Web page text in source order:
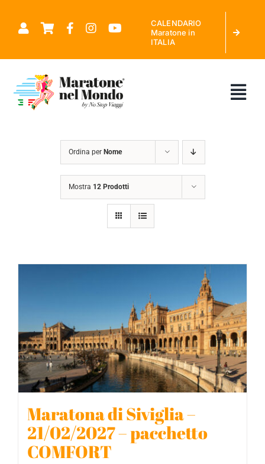
CALENDARIO
Maratone in
ITALIA
CHI SIAMO
MARATONE NEL MONDO
CALENDARIO MARATONE IN ITALIA
CONTATTACI
Ordina per Nome
Mostra 12 Prodotti
Maratona di Siviglia –
21/02/2027 – pacchetto
COMFORT